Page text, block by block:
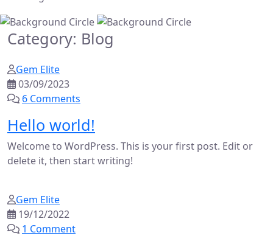
Category: Blog
Gem Elite
03/09/2023
6 Comments
Hello world!
Welcome to WordPress. This is your first post. Edit or
delete it, then start writing!
Gem Elite
19/12/2022
1 Comment